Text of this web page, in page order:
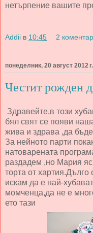
нетърпение вашите
Addii в 10:45 2
понеделник, 20 август 2012 г.
Честит рожден
Здравейте,в този
бял свят се появи
жива и здрава ,да
За нейното парти
натоварената
раздадем ,но Мария
торта от хартия.Дълго
искам да е най-
момченца,да не е
ето тази